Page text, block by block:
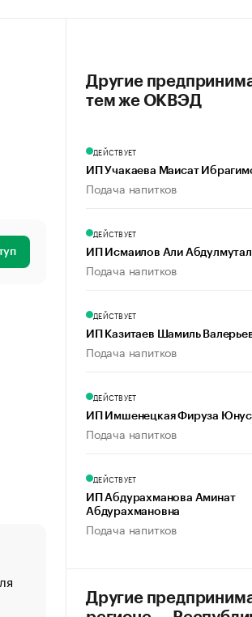
создавшей GTA
Другие
тем же ОКВЭД
ДЕЙСТВУЕТ
ИП Учакаева Маисат
Подача напитков
ДЕЙСТВУЕТ
ИП Исмаилов Али
Подача напитков
ДЕЙСТВУЕТ
ИП Казитаев Шамиль
Подача напитков
ДЕЙСТВУЕТ
ИП Имшенецкая Фируза
Подача напитков
ДЕЙСТВУЕТ
ИП Абдурахманова Аминат
Абдурахмановна
Подача напитков
Другие